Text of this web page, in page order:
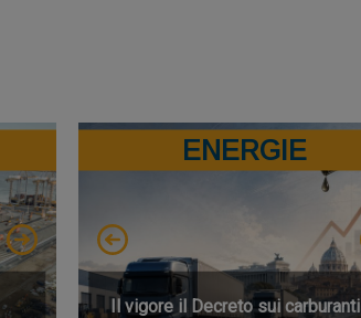
ENERGIE
Il vigore il Decreto sui carburanti